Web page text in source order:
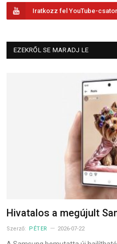
Iratkozz fel YouTube-
EZEKRŐL SE MARADJ LE
Hivatalos a megújult
Szerző: PÉTER 2026-07-22